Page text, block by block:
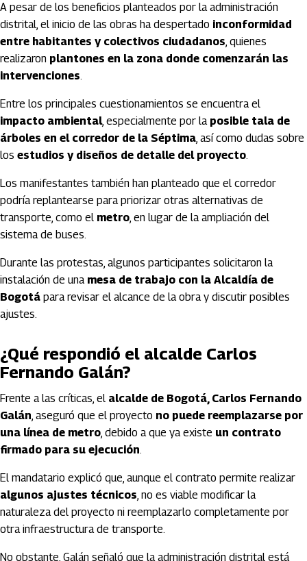
A pesar de los beneficios planteados por la administración
distrital, el inicio de las obras ha despertado inconformidad
entre habitantes y colectivos ciudadanos, quienes
realizaron plantones en la zona donde comenzarán las
intervenciones.
Entre los principales cuestionamientos se encuentra el
impacto ambiental, especialmente por la posible tala de
árboles en el corredor de la Séptima, así como dudas sobre
los estudios y diseños de detalle del proyecto.
Los manifestantes también han planteado que el corredor
podría replantearse para priorizar otras alternativas de
transporte, como el metro, en lugar de la ampliación del
sistema de buses.
Durante las protestas, algunos participantes solicitaron la
instalación de una mesa de trabajo con la Alcaldía de
Bogotá para revisar el alcance de la obra y discutir posibles
ajustes.
¿Qué respondió el alcalde Carlos
Fernando Galán?
Frente a las críticas, el alcalde de Bogotá, Carlos Fernando
Galán, aseguró que el proyecto no puede reemplazarse por
una línea de metro, debido a que ya existe un contrato
firmado para su ejecución.
El mandatario explicó que, aunque el contrato permite realizar
algunos ajustes técnicos, no es viable modificar la
naturaleza del proyecto ni reemplazarlo completamente por
otra infraestructura de transporte.
No obstante, Galán señaló que la administración distrital está